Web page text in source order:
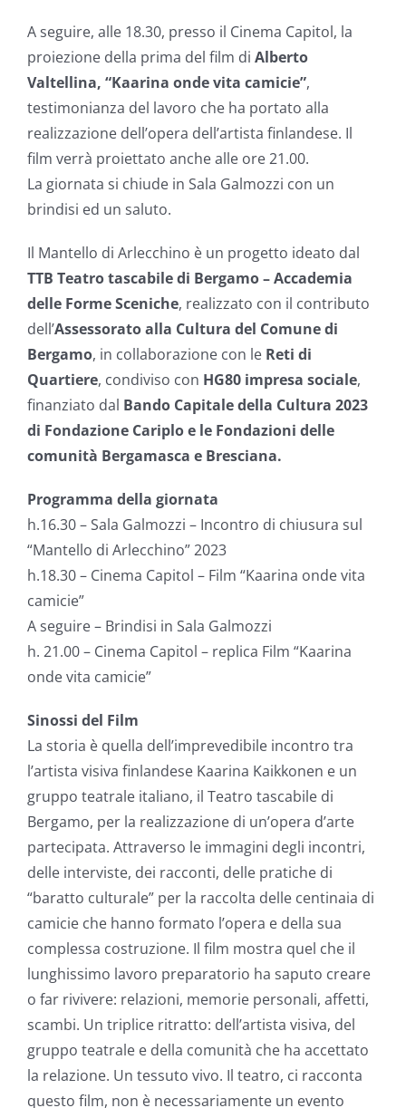
A seguire, alle 18.30, presso il Cinema Capitol, la
proiezione della prima del film di Alberto
Valtellina, “Kaarina onde vita camicie”,
testimonianza del lavoro che ha portato alla
realizzazione dell’opera dell’artista finlandese. Il
film verrà proiettato anche alle ore 21.00.
La giornata si chiude in Sala Galmozzi con un
brindisi ed un saluto.
Il Mantello di Arlecchino è un progetto ideato dal
TTB Teatro tascabile di Bergamo – Accademia
delle Forme Sceniche, realizzato con il contributo
dell’Assessorato alla Cultura del Comune di
Bergamo, in collaborazione con le Reti di
Quartiere, condiviso con HG80 impresa sociale,
finanziato dal Bando Capitale della Cultura 2023
di Fondazione Cariplo e le Fondazioni delle
comunità Bergamasca e Bresciana.
Programma della giornata
h.16.30 – Sala Galmozzi – Incontro di chiusura sul
“Mantello di Arlecchino” 2023
h.18.30 – Cinema Capitol – Film “Kaarina onde vita
camicie”
A seguire – Brindisi in Sala Galmozzi
h. 21.00 – Cinema Capitol – replica Film “Kaarina
onde vita camicie”
Sinossi del Film
La storia è quella dell’imprevedibile incontro tra
l’artista visiva finlandese Kaarina Kaikkonen e un
gruppo teatrale italiano, il Teatro tascabile di
Bergamo, per la realizzazione di un’opera d’arte
partecipata. Attraverso le immagini degli incontri,
delle interviste, dei racconti, delle pratiche di
“baratto culturale” per la raccolta delle centinaia di
camicie che hanno formato l’opera e della sua
complessa costruzione. Il film mostra quel che il
lunghissimo lavoro preparatorio ha saputo creare
o far rivivere: relazioni, memorie personali, affetti,
scambi. Un triplice ritratto: dell’artista visiva, del
gruppo teatrale e della comunità che ha accettato
la relazione. Un tessuto vivo. Il teatro, ci racconta
questo film, non è necessariamente un evento